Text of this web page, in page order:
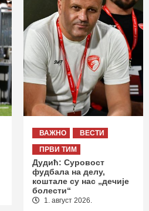
ВАЖНО
ВЕСТИ
ПРВИ ТИМ
Дудић: Суровост
фудбала на делу,
коштале су нас „дечије
болести“
1. август 2026.